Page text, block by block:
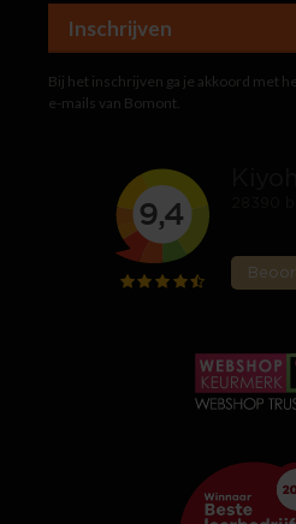
Inschrijven
Bij het inschrijven ga je akkoord met
e-mails van Bomont.